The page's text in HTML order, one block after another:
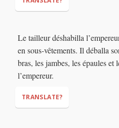
clothes I can know who is
never be bothered by idiots
Le tailleur déshabilla
en sous-vêtements. Il déballa
bras, les jambes, les épaules
l’empereur.
TRANSLATE?